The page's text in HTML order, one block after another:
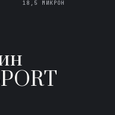
18,5 МИКРОН